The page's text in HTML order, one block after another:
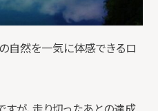
自然を一気に体感できるロ